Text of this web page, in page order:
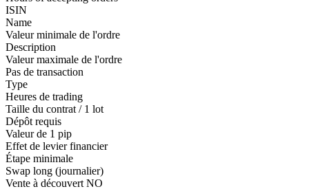
ISIN
Name
Valeur minimale de l'ordre
Description
Valeur maximale de l'ordre
Pas de transaction
Type
Heures de trading
Taille du contrat / 1 lot
Dépôt requis
Valeur de 1 pip
Effet de levier financier
Étape minimale
Swap long (journalier)
Vente à découvert NO